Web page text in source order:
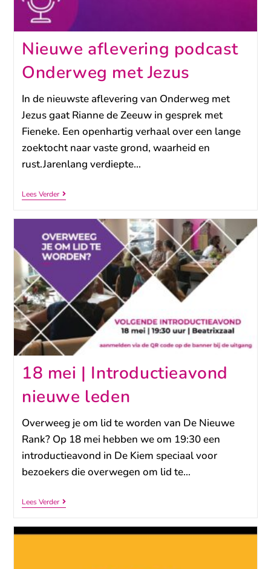
Nieuwe aflevering podcast
Onderweg met Jezus
In de nieuwste aflevering van Onderweg met
Jezus gaat Rianne de Zeeuw in gesprek met
Fieneke. Een openhartig verhaal over een lange
zoektocht naar vaste grond, waarheid en
rust.Jarenlang verdiepte…
Lees Verder
18 mei | Introductieavond
nieuwe leden
Overweeg je om lid te worden van De Nieuwe
Rank? Op 18 mei hebben we om 19:30 een
introductieavond in De Kiem speciaal voor
bezoekers die overwegen om lid te…
Lees Verder